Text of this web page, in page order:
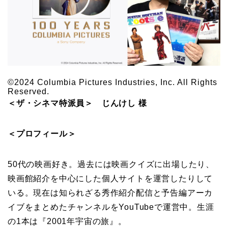
©2024 Columbia Pictures Industries, Inc. All Rights
Reserved.
＜ザ・シネマ特派員＞ じんけし 様
＜プロフィール＞
50代の映画好き。過去には映画クイズに出場したり、
映画館紹介を中心にした個人サイトを運営したりして
いる。現在は知られざる秀作紹介配信と予告編アーカ
イブをまとめたチャンネルをYouTubeで運営中。生涯
の1本は『2001年宇宙の旅』。